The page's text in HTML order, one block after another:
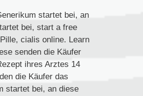
startet bei, an
bei, start a free
cialis online. Learn
senden die Käufer
ihres Arztes 14
die Käufer das
startet bei, an diese